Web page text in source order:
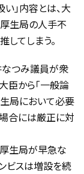
」内容とは、大
生局の人手不
てしまう。
なつみ議員が衆
臣から「一般論
局において必要
合には厳正に対
生局が早急な
ビスは増設を続